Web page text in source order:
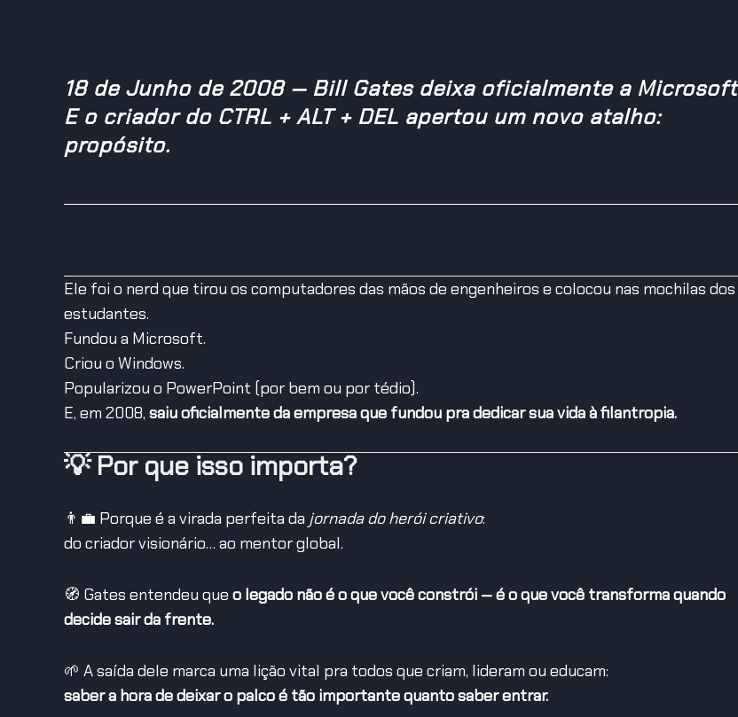
18 de Junho de 2008 — Bill Gates deixa oficialmente a Microsoft
E o criador do CTRL + ALT + DEL apertou um novo atalho:
propósito.
Ele foi o nerd que tirou os computadores das mãos de engenheiros e colocou nas mochilas dos
estudantes.
Fundou a Microsoft.
Criou o Windows.
Popularizou o PowerPoint (por bem ou por tédio).
E, em 2008, saiu oficialmente da empresa que fundou pra dedicar sua vida à filantropia.
💡 Por que isso importa?
👨‍💼 Porque é a virada perfeita da jornada do herói criativo:
do criador visionário… ao mentor global.
🧭 Gates entendeu que o legado não é o que você constrói — é o que você transforma quando
decide sair da frente.
🌱 A saída dele marca uma lição vital pra todos que criam, lideram ou educam:
saber a hora de deixar o palco é tão importante quanto saber entrar.